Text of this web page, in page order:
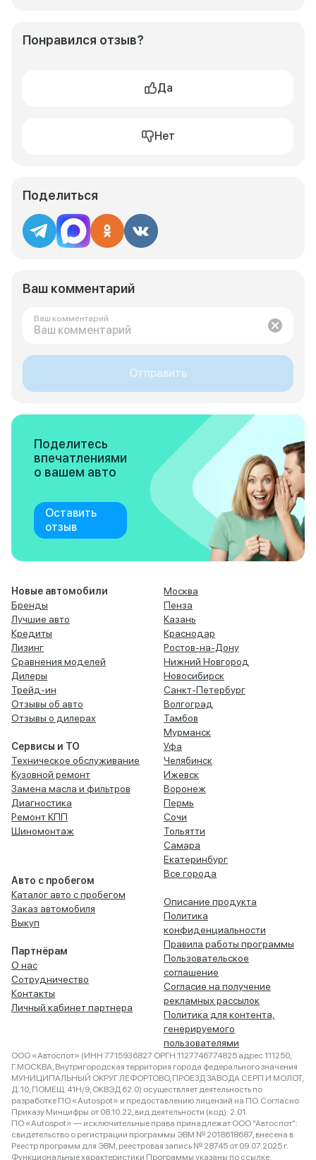
Понравился отзыв?
Да
Нет
Поделиться
Ваш комментарий
Ваш комментарий
Отправить
Поделитесь
впечатлениями
о вашем авто
Оставить
отзыв
Новые автомобили
Бренды
Лучшие авто
Кредиты
Лизинг
Сравнения моделей
Дилеры
Трейд-ин
Отзывы об авто
Отзывы о дилерах
Сервисы и ТО
Техническое обслуживание
Кузовной ремонт
Замена масла и фильтров
Диагностика
Ремонт КПП
Шиномонтаж
Авто с пробегом
Каталог авто с пробегом
Заказ автомобиля
Выкуп
Партнёрам
О нас
Сотрудничество
Контакты
Личный кабинет партнера
Москва
Пенза
Казань
Краснодар
Ростов-на-Дону
Нижний Новгород
Новосибирск
Санкт-Петербург
Волгоград
Тамбов
Мурманск
Уфа
Челябинск
Ижевск
Воронеж
Пермь
Сочи
Тольятти
Самара
Екатеринбург
Все города
Описание продукта
Политика
конфиденциальности
Правила работы программы
Пользовательское
соглашение
Согласие на получение
рекламных рассылок
Политика для контента,
генерируемого
пользователями
ООО «Автоспот» (ИНН 7715936827 ОРГН 1127746774825 адрес 111250,
Г.МОСКВА, Внутригородская территория города федерального значения
МУНИЦИПАЛЬНЫЙ ОКРУГ ЛЕФОРТОВО, ПРОЕЗД ЗАВОДА СЕРП И МОЛОТ,
Д. 10, ПОМЕЩ. 41Н/9, ОКВЭД 62.0) осуществляет деятельность по
разработке ПО «Autospot» и предоставлению лицензий на ПО. Согласно
Приказу Минцифры от 08.10.22, вид деятельности (код): 2.01.
ПО «Autospot» — исключительные права принадлежат ООО "Автоспот":
свидетельство о регистрации программы ЭВМ № 2018618687, внесена в
Реестр программ для ЭВМ, реестровая запись № 28745 от 09.07.2025 г.
Функциональные характеристики Программы указаны по ссылке: